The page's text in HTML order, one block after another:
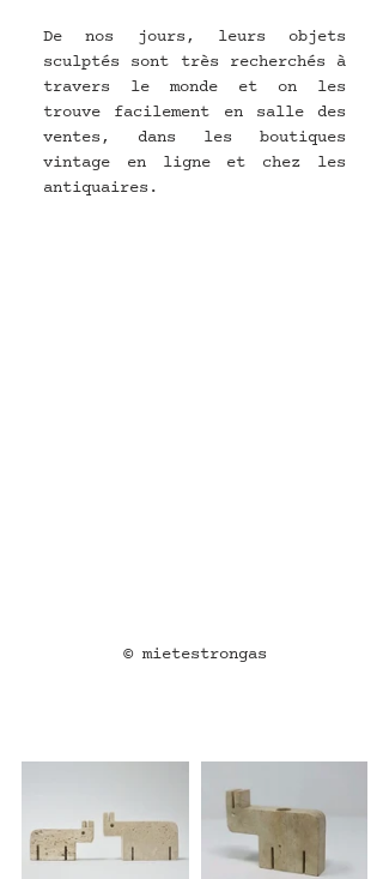
De nos jours, leurs objets
sculptés sont très recherchés à
travers le monde et on les
trouve facilement en salle des
ventes, dans les boutiques
vintage en ligne et chez les
antiquaires.
© mietestrongas